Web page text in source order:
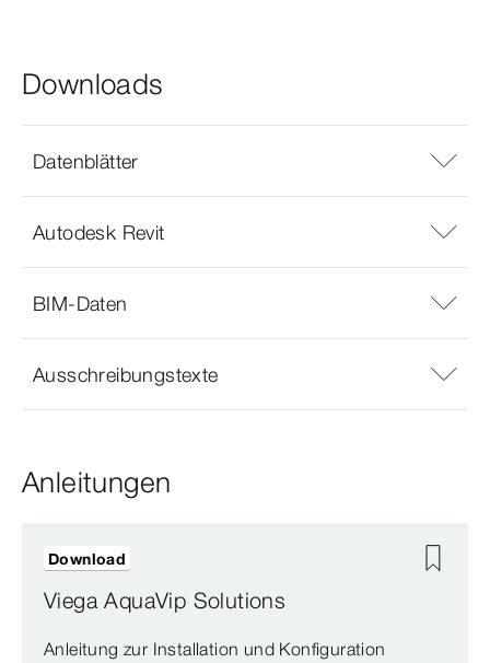
Downloads
Datenblätter
Autodesk Revit
BIM-Daten
Ausschreibungstexte
Anleitungen
Viega AquaVip Solutions
Anleitung zur Installation und Konfiguration
Download